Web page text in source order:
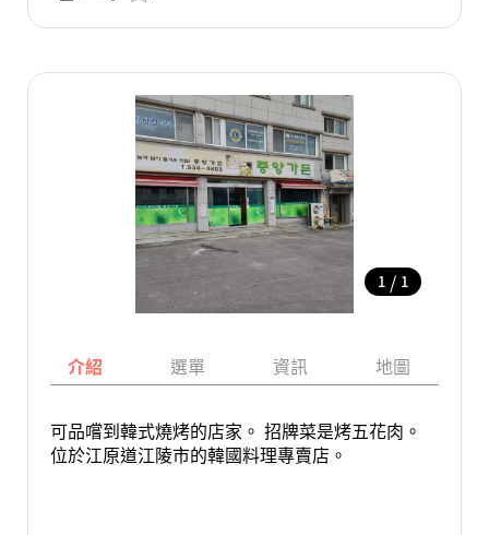
1 / 1
介紹 選單 資訊 地圖
可品嚐到韓式燒烤的店家。 招牌菜是烤五花肉。
位於江原道江陵市的韓國料理專賣店。